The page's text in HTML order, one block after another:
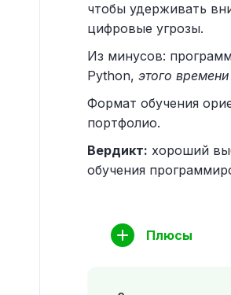
чтобы удерживать
цифровые угрозы.
Из минусов:
Python, этого
Формат обучения
портфолио.
Вердикт: хороший
обучения
Плюсы